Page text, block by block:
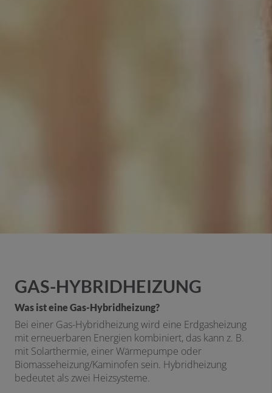
GAS-HYBRIDHEIZUNG
Was ist eine Gas-Hybridheizung?
Bei einer Gas-Hybridheizung wird eine Erdgasheizung
mit erneuerbaren Energien kombiniert, das kann z. B.
mit Solarthermie, einer Wärmepumpe oder
Biomasseheizung/Kaminofen sein. Hybridheizung
bedeutet als zwei Heizsysteme.